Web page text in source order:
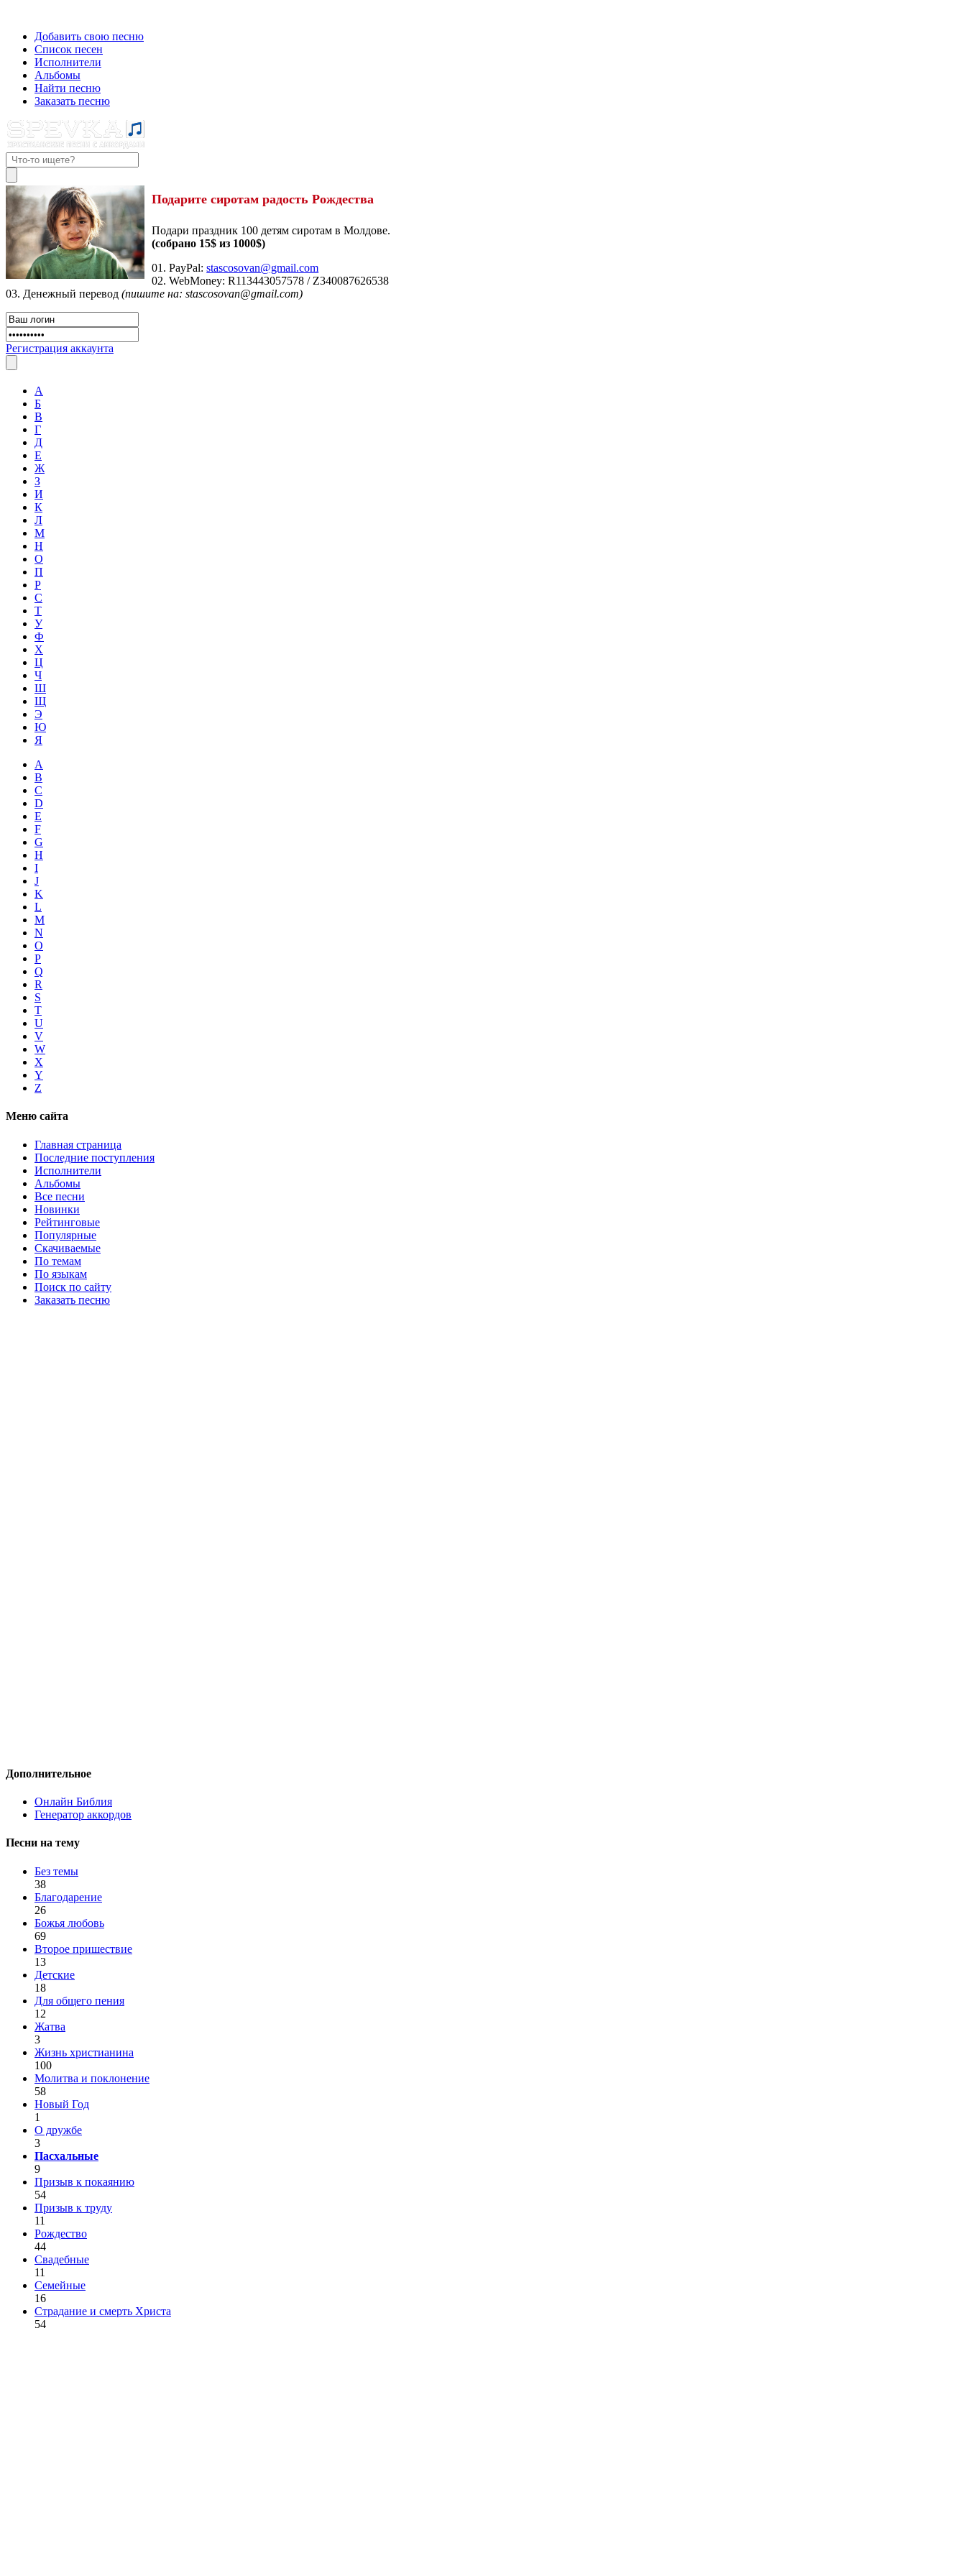
Добавить свою песню
Список песен
Исполнители
Альбомы
Найти песню
Заказать песню
Подарите сиротам радость Рождества
Подари праздник 100 детям сиротам в Молдове.
(собрано 15$ из 1000$)
01. PayPal:stascosovan@gmail.com
02. WebMoney:R113443057578 / Z340087626538
03. Денежный перевод (пишите на: stascosovan@gmail.com)
Регистрация аккаунта
А
Б
В
Г
Д
Е
Ж
З
И
К
Л
М
Н
О
П
Р
С
Т
У
Ф
Х
Ц
Ч
Ш
Щ
Э
Ю
Я
A
B
C
D
E
F
G
H
I
J
K
L
M
N
O
P
Q
R
S
T
U
V
W
X
Y
Z
Меню сайта
Главная страница
Последние поступления
Исполнители
Альбомы
Все песни
Новинки
Рейтинговые
Популярные
Скачиваемые
По темам
По языкам
Поиск по сайту
Заказать песню
Дополнительное
Онлайн Библия
Генератор аккордов
Песни на тему
Без темы
38
Благодарение
26
Божья любовь
69
Второе пришествие
13
Детские
18
Для общего пения
12
Жатва
3
Жизнь христианина
100
Молитва и поклонение
58
Новый Год
1
О дружбе
3
Пасхальные
9
Призыв к покаянию
54
Призыв к труду
11
Рождество
44
Свадебные
11
Семейные
16
Страдание и смерть Христа
54